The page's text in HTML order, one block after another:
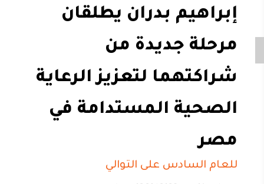
إبراهيم بدران يطلقان
مرحلة جديدة من
شراكتهما لتعزيز الرعاية
الصحية المستدامة في
مصر
للعام السادس على التوالي